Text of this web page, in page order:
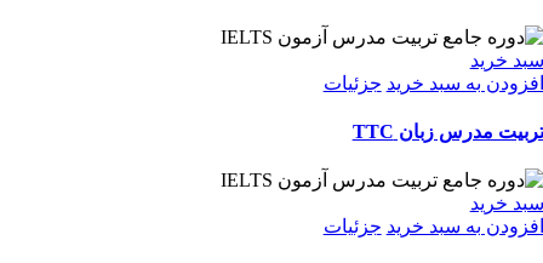
سبد خرید
افزودن به سبد خرید جزئیات
تربیت مدرس زبان TTC
سبد خرید
افزودن به سبد خرید جزئیات